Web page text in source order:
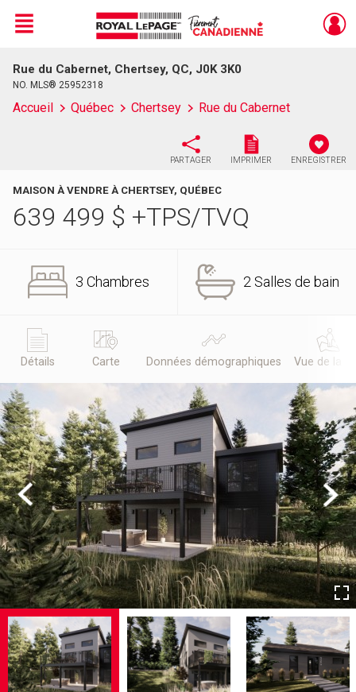
Live
En Direct
Menu
Rue du Cabernet, Chertsey, QC, J0K 3K0
NO. MLS® 25952318
Accueil Québec Chertsey Rue du Cabernet
PARTAGER IMPRIMER ENREGISTRER
MAISON À VENDRE À CHERTSEY, QUÉBEC
639 499 $ +TPS/TVQ
3 Chambres 2 Salles de bain
Détails Carte Données démographiques Vue de la
Previous Next